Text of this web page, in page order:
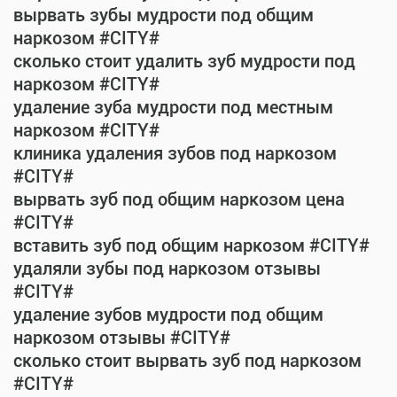
вырвать зубы мудрости под общим
наркозом #CITY#
сколько стоит удалить зуб мудрости под
наркозом #CITY#
удаление зуба мудрости под местным
наркозом #CITY#
клиника удаления зубов под наркозом
#CITY#
вырвать зуб под общим наркозом цена
#CITY#
вставить зуб под общим наркозом #CITY#
удаляли зубы под наркозом отзывы
#CITY#
удаление зубов мудрости под общим
наркозом отзывы #CITY#
сколько стоит вырвать зуб под наркозом
#CITY#